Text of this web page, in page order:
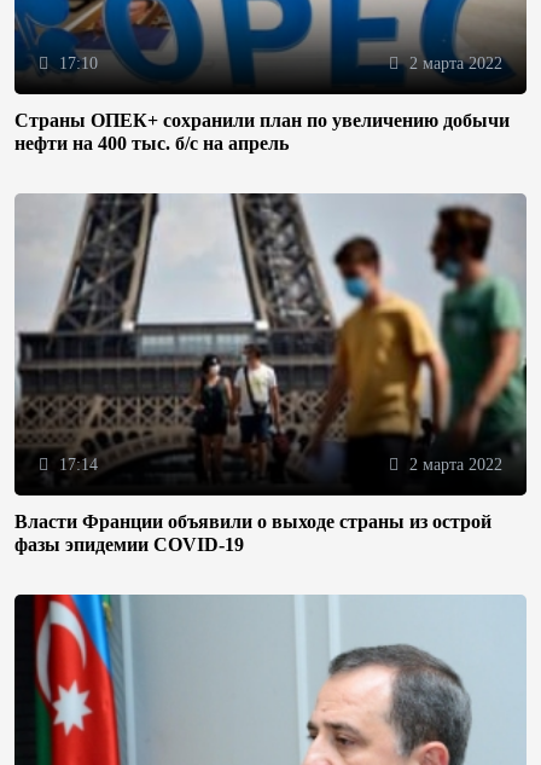
17:10 2 марта 2022
Страны ОПЕК+ сохранили план по увеличению добычи
нефти на 400 тыс. б/с на апрель
17:14 2 марта 2022
Власти Франции объявили о выходе страны из острой
фазы эпидемии COVID-19